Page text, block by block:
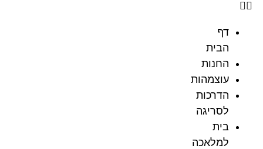
דף
הבית
החנות
עוצמהות
הדרכות
לסריגה
בית
למלאכה